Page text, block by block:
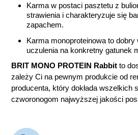
Karma w postaci pasztetu z
strawienia i charakteryzuje się
zapachem.
Karma monoproteinowa to
uczulenia na konkretny gatunek
BRIT MONO PROTEIN Rabbit to
zależy Ci na pewnym produkcie od
producenta, który dokłada wszelkich
czworonogom najwyższej jakości